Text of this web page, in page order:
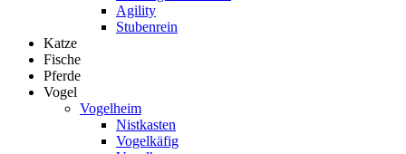
Agility
Stubenrein
Katze
Fische
Pferde
Vogel
Vogelheim
Nistkasten
Vogelkäfig